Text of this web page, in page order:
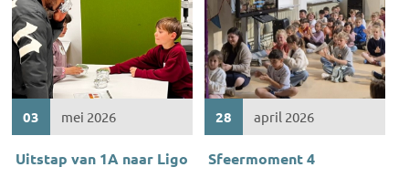
03 mei 2026
Uitstap van 1A naar Ligo
28 april 2026
Sfeermoment 4